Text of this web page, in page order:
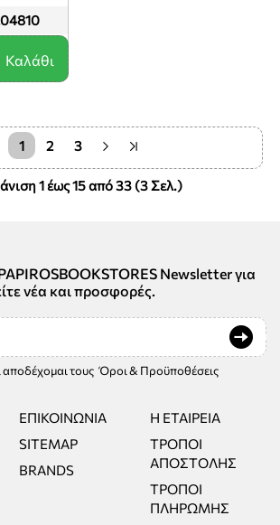
Καλάθι
1 2 3
1 έως 15 από 33 (3 Σελ.)
Newsletter για
νέα και προσφορές.
τους Όροι & Προϋποθέσεις
ΕΠΙΚΟΙΝΩΝΊΑ
SITEMAP
BRANDS
Η ΕΤΑΙΡΕΊΑ
ΤΡΌΠΟΙ
ΑΠΟΣΤΟΛΉΣ
ΤΡΌΠΟΙ
ΠΛΗΡΩΜΉΣ